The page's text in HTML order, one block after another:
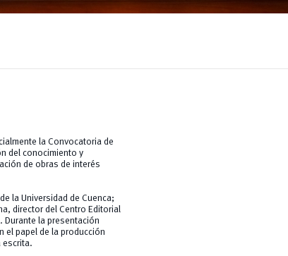
la Convocatoria de
del conocimiento y
de obras de interés
la Universidad de Cuenca;
director del Centro Editorial
Durante la presentación
el papel de la producción
escrita.